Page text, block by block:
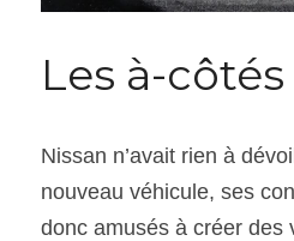
Les à-côtés
Nissan n’avait rien à
nouveau véhicule, ses
donc amusés à créer des